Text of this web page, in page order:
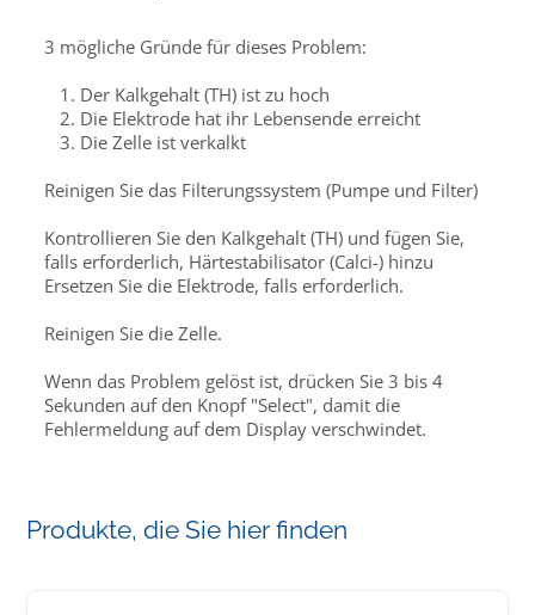
3 mögliche Gründe für dieses Problem:
Der Kalkgehalt (TH) ist zu hoch
Die Elektrode hat ihr Lebensende erreicht
Die Zelle ist verkalkt
Reinigen Sie das Filterungssystem (Pumpe und Filter)
Kontrollieren Sie den Kalkgehalt (TH) und fügen Sie,
falls erforderlich, Härtestabilisator (Calci-) hinzu
Ersetzen Sie die Elektrode, falls erforderlich.
Reinigen Sie die Zelle.
Wenn das Problem gelöst ist, drücken Sie 3 bis 4
Sekunden auf den Knopf "Select", damit die
Fehlermeldung auf dem Display verschwindet.
Produkte, die Sie hier finden